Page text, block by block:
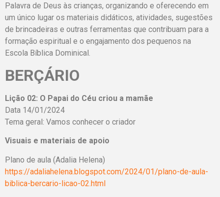
Palavra de Deus às crianças, organizando e oferecendo em
um único lugar os materiais didáticos, atividades, sugestões
de brincadeiras e outras ferramentas que contribuam para a
formação espiritual e o engajamento dos pequenos na
Escola Bíblica Dominical.
BERÇÁRIO
Lição 02: O Papai do Céu criou a mamãe
Data 14/01/2024
Tema geral: Vamos conhecer o criador
Visuais e materiais de apoio
Plano de aula (Adalia Helena)
https://adaliahelena.blogspot.com/2024/01/plano-de-aula-
biblica-bercario-licao-02.html